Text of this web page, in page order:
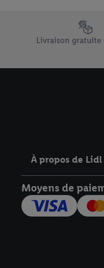
Élément du pied de
Livraison gratuite
À propos de Lidl
Moyens de